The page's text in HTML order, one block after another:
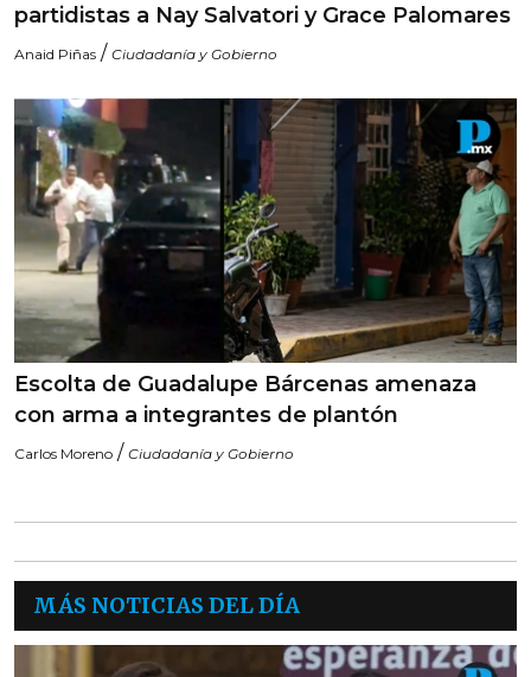
partidistas a Nay Salvatori y Grace Palomares
Anaid Piñas / Ciudadanía y Gobierno
Escolta de Guadalupe Bárcenas amenaza
con arma a integrantes de plantón
Carlos Moreno / Ciudadanía y Gobierno
MÁS NOTICIAS DEL DÍA